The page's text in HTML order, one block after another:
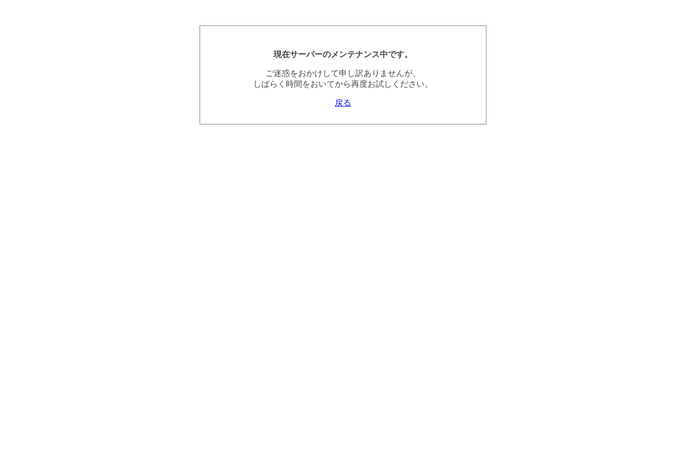
現在サーバーのメンテナンス中です。
ご迷惑をおかけして申し訳ありませんが、
しばらく時間をおいてから再度お試しください。
戻る